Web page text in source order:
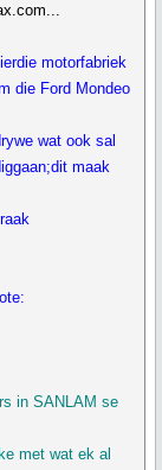
motorfabriek
die Ford Mondeo
wat ook sal
maak
in SANLAM se
met wat ek al